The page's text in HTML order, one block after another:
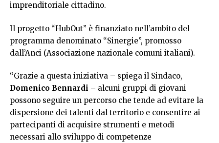
imprenditoriale cittadino.
Il progetto “HubOut” è finanziato nell’ambito del
programma denominato “Sinergie”, promosso
dall’Anci (Associazione nazionale comuni italiani).
“Grazie a questa iniziativa – spiega il Sindaco,
Domenico Bennardi – alcuni gruppi di giovani
possono seguire un percorso che tende ad evitare la
dispersione dei talenti dal territorio e consentire ai
partecipanti di acquisire strumenti e metodi
necessari allo sviluppo di competenze